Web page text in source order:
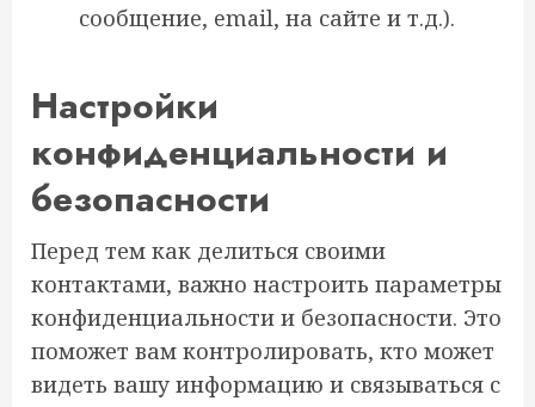
сообщение, email, на сайте и т.д.).
Настройки
конфиденциальности и
безопасности
Перед тем как делиться своими
контактами, важно настроить параметры
конфиденциальности и безопасности. Это
поможет вам контролировать, кто может
видеть вашу информацию и связываться с